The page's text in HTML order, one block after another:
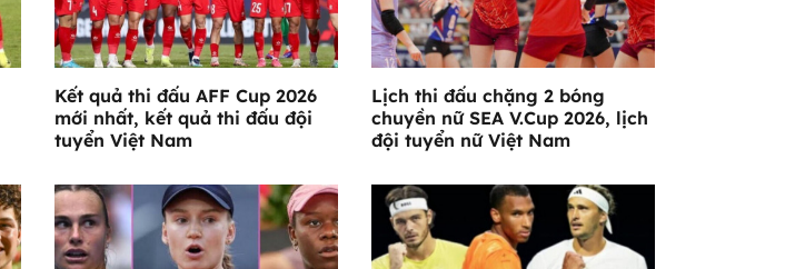
Kết quả thi đấu AFF Cup 2026
mới nhất, kết quả thi đấu đội
tuyển Việt Nam
Lịch thi đấu chặng 2 bóng
chuyền nữ SEA V.Cup 2026, lịch
đội tuyển nữ Việt Nam